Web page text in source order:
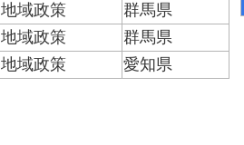
地域政策
群馬県
地域政策
群馬県
地域政策 愛知県